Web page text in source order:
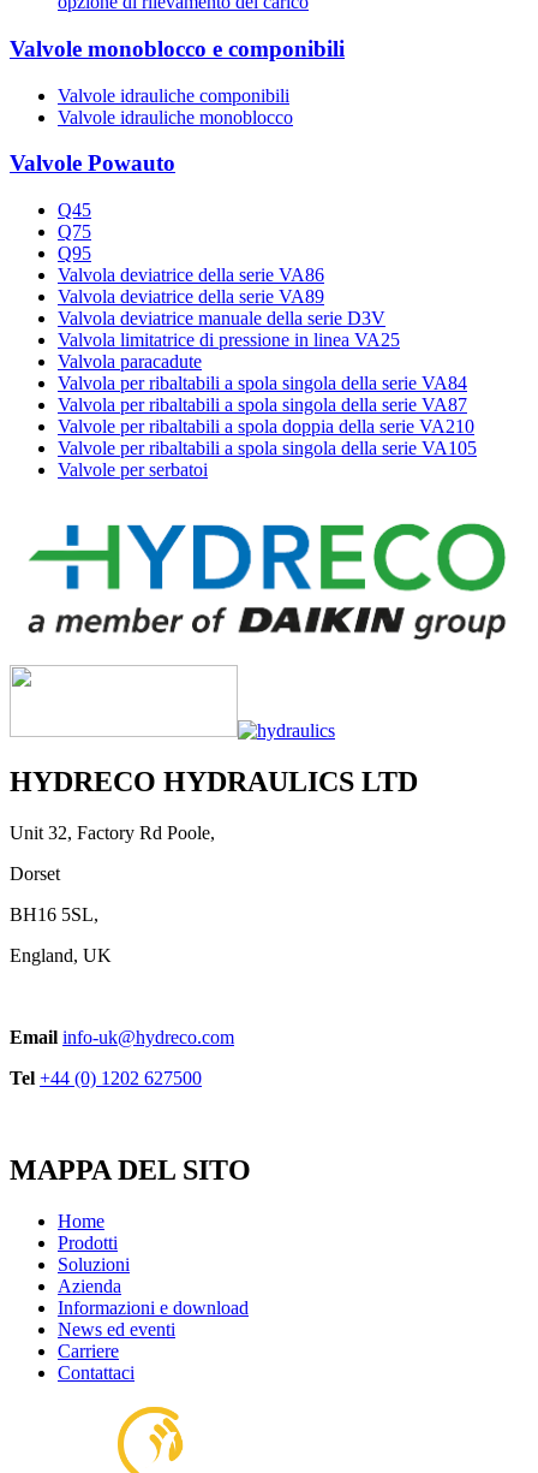
Valvole monoblocco e componibili
Valvole idrauliche componibili
Valvole idrauliche monoblocco
Valvole Powauto
Q45
Q75
Q95
Valvola deviatrice della serie VA86
Valvola deviatrice della serie VA89
Valvola deviatrice manuale della serie D3V
Valvola limitatrice di pressione in linea VA25
Valvola paracadute
Valvola per ribaltabili a spola singola della serie VA84
Valvola per ribaltabili a spola singola della serie VA87
Valvole per ribaltabili a spola doppia della serie VA210
Valvole per ribaltabili a spola singola della serie VA105
Valvole per serbatoi
HYDRECO HYDRAULICS LTD
Unit 32, Factory Rd Poole,
Dorset
BH16 5SL,
England, UK
Email info-uk@hydreco.com
Tel +44 (0) 1202 627500
MAPPA DEL SITO
Home
Prodotti
Soluzioni
Azienda
Informazioni e download
News ed eventi
Carriere
Contattaci